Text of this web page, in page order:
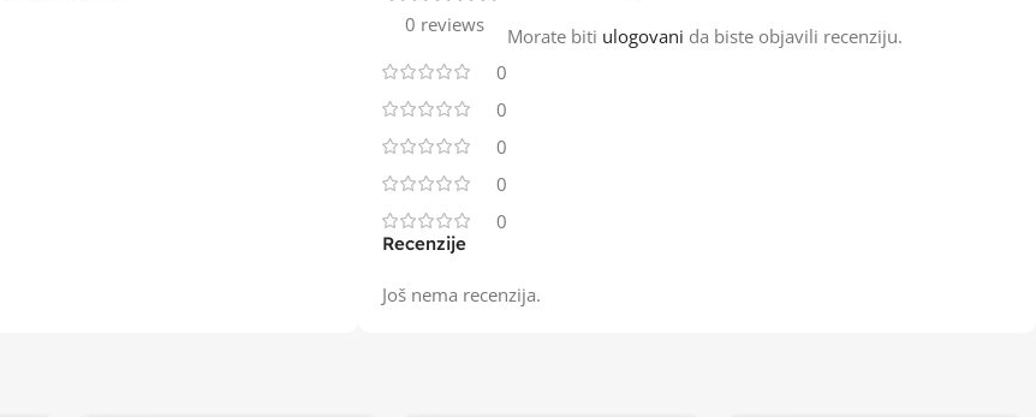
0 reviews
0
0
0
0
0
Recenzije
Još nema recenzija.
Morate biti ulogovani da biste objavili recenziju.